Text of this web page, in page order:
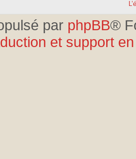
par phpBB®
et support